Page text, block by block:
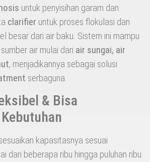
untuk penyisihan garam dan
clarifier untuk proses flokulasi dan
besar dari air baku. Sistem ini mampu
air mulai dari air sungai, air
, menjadikannya sebagai solusi
serbaguna.
& Bisa
kapasitasnya sesuai
dari beberapa ribu hingga puluhan ribu